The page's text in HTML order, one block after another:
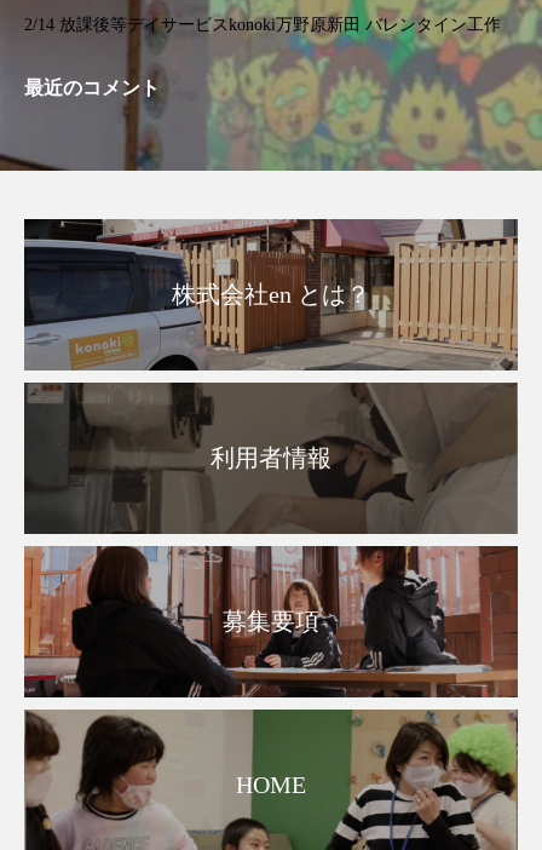
2/14 放課後等デイサービスkonoki万野原新田 バレンタイン工作
最近のコメント
株式会社en とは？
利用者情報
募集要項
HOME